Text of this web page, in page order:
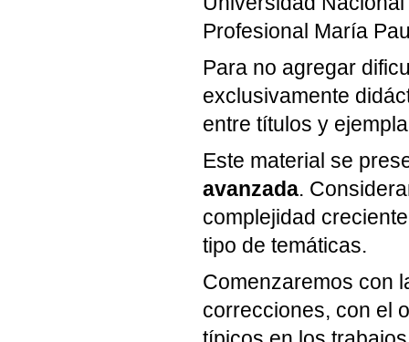
Profesional María
Para no agregar
exclusivamente
entre títulos y
Este material se
avanzada.
complejidad
tipo de temáticas.
Comenzaremos con
correcciones, con el